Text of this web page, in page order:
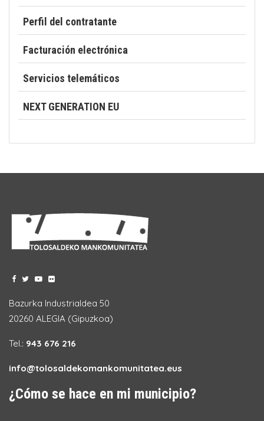
Perfil del contratante
Facturación electrónica
Servicios telemáticos
NEXT GENERATION EU
Bazurka Industrialdea 50
20260 ALEGIA (Gipuzkoa)
Tel.: 943 676 216
info@tolosaldekomankomunitatea.eus
¿Cómo se hace en mi municipio?